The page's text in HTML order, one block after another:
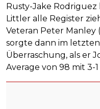
Rusty-Jake
Littler alle Register
Veteran Peter Manley
sorgte dann im
Überraschung, als er
Average von 98 mit 3-